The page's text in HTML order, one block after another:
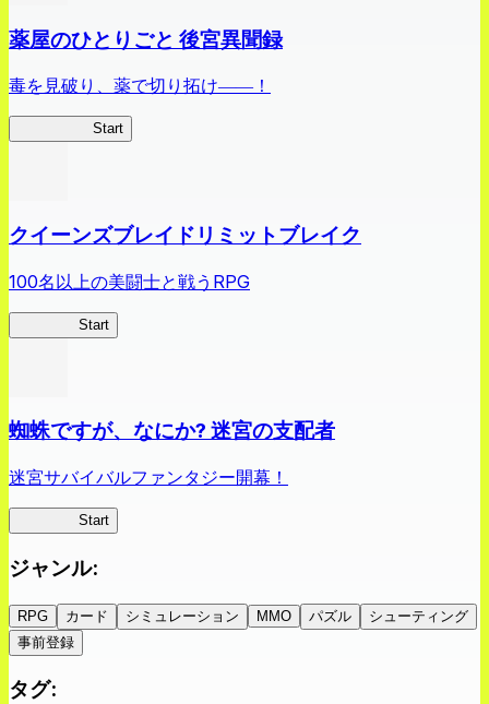
薬屋のひとりごと 後宮異聞録
毒を見破り、薬で切り拓け――！
Start
クイーンズブレイドリミットブレイク
100名以上の美闘士と戦うRPG
Start
蜘蛛ですが、なにか? 迷宮の支配者
迷宮サバイバルファンタジー開幕！
Start
ジャンル:
RPG カード シミュレーション MMO パズル
シューティング
事前登録
タグ: